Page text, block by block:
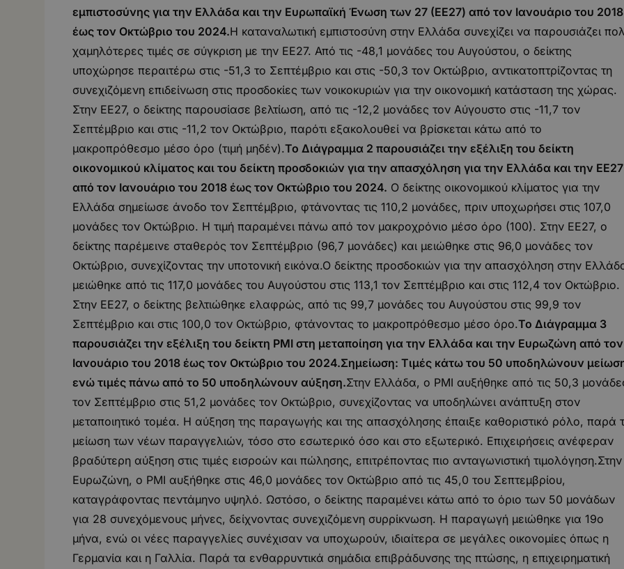
εμπιστοσύνης για την Ελλάδα και την Ευρωπαϊκή Ένωση των 27 (ΕΕ27) από τον Ιανουάριο του 2018
έως τον Οκτώβριο του 2024.Η καταναλωτική εμπιστοσύνη στην Ελλάδα συνεχίζει να παρουσιάζει
χαμηλότερες τιμές σε σύγκριση με την ΕΕ27. Από τις -48,1 μονάδες του Αυγούστου, ο δείκτης
υποχώρησε περαιτέρω στις -51,3 το Σεπτέμβριο και στις -50,3 τον Οκτώβριο, αντικατοπτρίζοντας τη
συνεχιζόμενη επιδείνωση στις προσδοκίες των νοικοκυριών για την οικονομική κατάσταση της χώρας.
Στην ΕΕ27, ο δείκτης παρουσίασε βελτίωση, από τις -12,2 μονάδες τον Αύγουστο στις -11,7 τον
Σεπτέμβριο και στις -11,2 τον Οκτώβριο, παρότι εξακολουθεί να βρίσκεται κάτω από το
μακροπρόθεσμο μέσο όρο (τιμή μηδέν).Το Διάγραμμα 2 παρουσιάζει την εξέλιξη του δείκτη
οικονομικού κλίματος και του δείκτη προσδοκιών για την απασχόληση για την Ελλάδα και την ΕΕ27
από τον Ιανουάριο του 2018 έως τον Οκτώβριο του 2024. Ο δείκτης οικονομικού κλίματος για την
Ελλάδα σημείωσε άνοδο τον Σεπτέμβριο, φτάνοντας τις 110,2 μονάδες, πριν υποχωρήσει στις 107,0
μονάδες τον Οκτώβριο. Η τιμή παραμένει πάνω από τον μακροχρόνιο μέσο όρο (100). Στην ΕΕ27, ο
δείκτης παρέμεινε σταθερός τον Σεπτέμβριο (96,7 μονάδες) και μειώθηκε στις 96,0 μονάδες τον
Οκτώβριο, συνεχίζοντας την υποτονική εικόνα.Ο δείκτης προσδοκιών για την απασχόληση στην
μειώθηκε από τις 117,0 μονάδες του Αυγούστου στις 113,1 τον Σεπτέμβριο και στις 112,4 τον Οκτώβριο.
Στην ΕΕ27, ο δείκτης βελτιώθηκε ελαφρώς, από τις 99,7 μονάδες του Αυγούστου στις 99,9 τον
Σεπτέμβριο και στις 100,0 τον Οκτώβριο, φτάνοντας το μακροπρόθεσμο μέσο όρο.Το Διάγραμμα 3
παρουσιάζει την εξέλιξη του δείκτη PMI στη μεταποίηση για την Ελλάδα και την Ευρωζώνη από τον
Ιανουάριο του 2018 έως τον Οκτώβριο του 2024.Σημείωση: Τιμές κάτω του 50 υποδηλώνουν
ενώ τιμές πάνω από το 50 υποδηλώνουν αύξηση.Στην Ελλάδα, ο PMI αυξήθηκε από τις 50,3
τον Σεπτέμβριο στις 51,2 μονάδες τον Οκτώβριο, συνεχίζοντας να υποδηλώνει ανάπτυξη στον
μεταποιητικό τομέα. Η αύξηση της παραγωγής και της απασχόλησης έπαιξε καθοριστικό ρόλο, παρά
μείωση των νέων παραγγελιών, τόσο στο εσωτερικό όσο και στο εξωτερικό. Επιχειρήσεις ανέφεραν
βραδύτερη αύξηση στις τιμές εισροών και πώλησης, επιτρέποντας πιο ανταγωνιστική τιμολόγηση.Στην
Ευρωζώνη, ο PMI αυξήθηκε στις 46,0 μονάδες τον Οκτώβριο από τις 45,0 του Σεπτεμβρίου,
καταγράφοντας πεντάμηνο υψηλό. Ωστόσο, ο δείκτης παραμένει κάτω από το όριο των 50 μονάδων
για 28 συνεχόμενους μήνες, δείχνοντας συνεχιζόμενη συρρίκνωση. Η παραγωγή μειώθηκε για 19ο
μήνα, ενώ οι νέες παραγγελίες συνέχισαν να υποχωρούν, ιδιαίτερα σε μεγάλες οικονομίες όπως η
Γερμανία και η Γαλλία. Παρά τα ενθαρρυντικά σημάδια επιβράδυνσης της πτώσης, η επιχειρηματική